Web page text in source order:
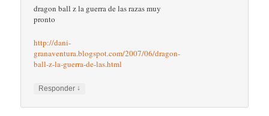
dragon ball z la guerra de las razas muy
pronto
http://dani-
granaventura.blogspot.com/2007/06/dragon-
ball-z-la-guerra-de-las.html
Responder ↓